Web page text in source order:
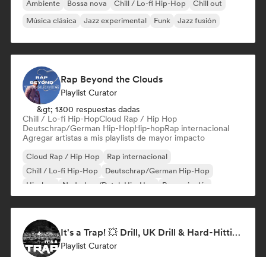
Ambiente Bossa nova Chill / Lo-fi Hip-Hop
Chill out
Música clásica
Jazz experimental Funk Jazz fusión
Rap Beyond the Clouds
Playlist Curator
&gt; 1300 respuestas dadas
Chill / Lo-fi Hip-HopCloud Rap / Hip Hop
Deutschrap/German Hip-HopHip-hopRap internacional
Agregar artistas a mis playlists de mayor impacto
Cloud Rap / Hip Hop
Rap internacional
Chill / Lo-fi Hip-Hop
Deutschrap/German Hip-Hop
Hip-hop
Nederhop/Dutch Hip-Hop
Rap en inglés
It's a Trap! 💥 Drill, UK Drill & Hard-Hitting Trap
Playlist Curator